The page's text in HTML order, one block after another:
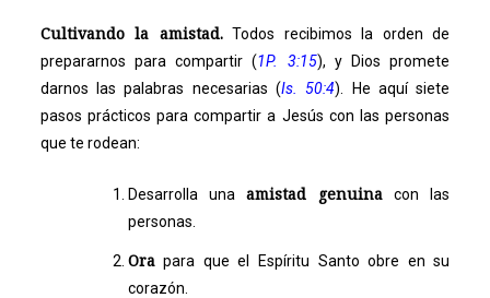
Cultivando la amistad.Todos recibimos la orden de
prepararnos para compartir (1P. 3:15), y Dios promete
darnos las palabras necesarias (Is. 50:4). He aquí siete
pasos prácticos para compartir a Jesús con las personas
que te rodean:
Desarrolla una amistad genuina con las
personas.
Orapara que el Espíritu Santo obre en su
corazón.